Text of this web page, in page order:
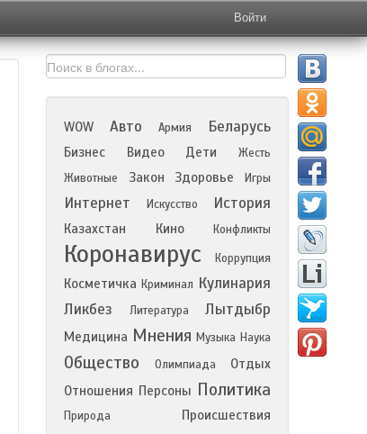
Войти
WOW Авто Армия Беларусь
Бизнес Видео Дети
Жесть
Животные
Закон Здоровье Игры
Интернет Искусство История
Казахстан Кино Конфликты
Коронавирус Коррупция
Косметичка Криминал Кулинария
Ликбез
Литература Лытдыбр
Медицина Мнения Музыка Наука
Общество Олимпиада
Отдых
Отношения Персоны Политика
Природа
Происшествия